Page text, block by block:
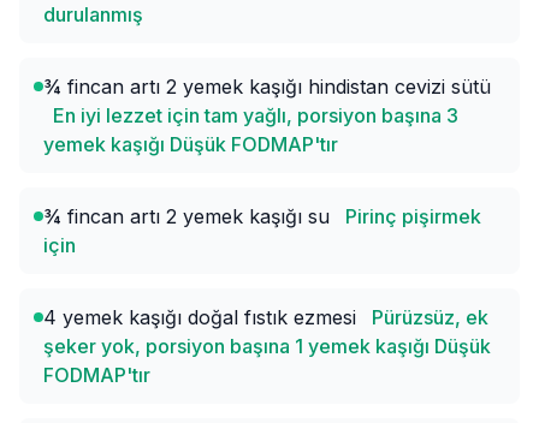
durulanmış
¾ fincan artı 2 yemek kaşığı hindistan cevizi sütü
En iyi lezzet için tam yağlı, porsiyon başına 3
yemek kaşığı Düşük FODMAP'tır
¾ fincan artı 2 yemek kaşığı su
Pirinç pişirmek
için
4 yemek kaşığı doğal fıstık ezmesi
Pürüzsüz, ek
şeker yok, porsiyon başına 1 yemek kaşığı Düşük
FODMAP'tır